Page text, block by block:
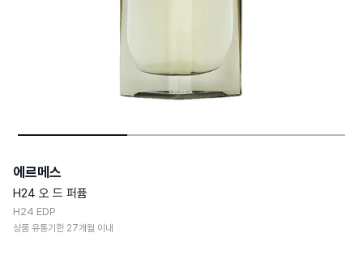
에르메스
H24 오 드 퍼퓸
H24 EDP
상품 유통기한 27개월 이내